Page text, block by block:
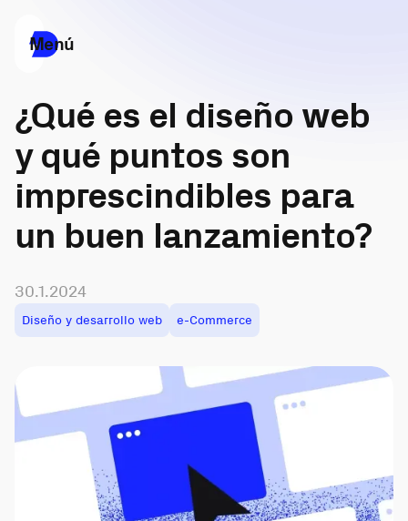
Menú
¿Qué es el diseño web
y qué puntos son
imprescindibles para
un buen lanzamiento?
Diseño y desarrollo web e-Commerce
30.1.2024